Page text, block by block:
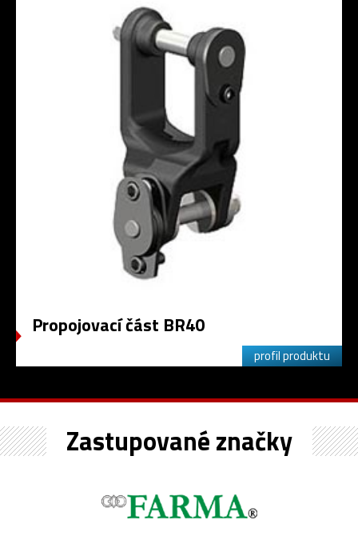
Propojovací část BR40
profil produktu
Zastupované značky